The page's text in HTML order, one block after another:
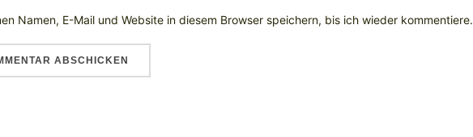
Namen, E-Mail und Website in diesem Browser speichern, bis ich wieder kommentiere.